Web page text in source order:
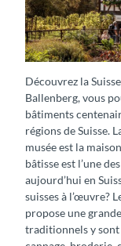
Haus Freilichtmuseum Ballenberg
Découvrez la
Ballenberg, vous
bâtiments
régions de Suisse.
musée est la
bâtisse est l’une
aujourd’hui en
suisses à l’œuvre?
propose une
traditionnels y